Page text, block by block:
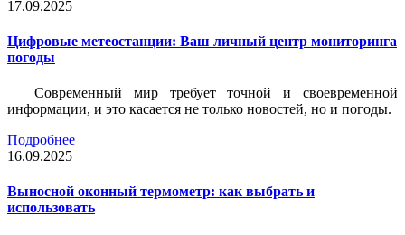
17.09.2025
Цифровые метеостанции: Ваш личный центр мониторинга
погоды
Современный мир требует точной и своевременной
информации, и это касается не только новостей, но и погоды.
Подробнее
16.09.2025
Выносной оконный термометр: как выбрать и
использовать